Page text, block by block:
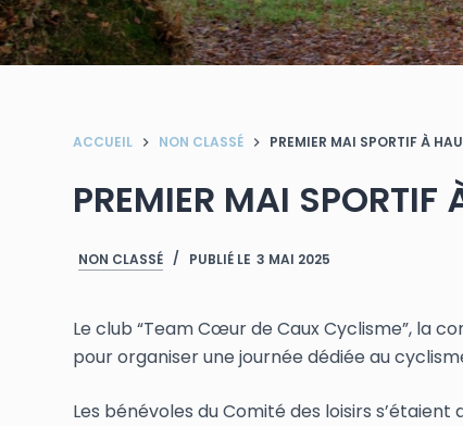
ACCUEIL NON CLASSÉ PREMIER MAI SPORTIF À
PREMIER MAI
NON CLASSÉ PUBLIÉ LE 3 MAI 2025
Le club “Team Cœur de Caux Cyclisme”, la
pour organiser une journée dédiée au
Les bénévoles du Comité des loisirs